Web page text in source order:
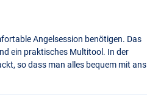
Angelsession benötigen. Das
ein praktisches Multitool. In der
so dass man alles bequem mit ans